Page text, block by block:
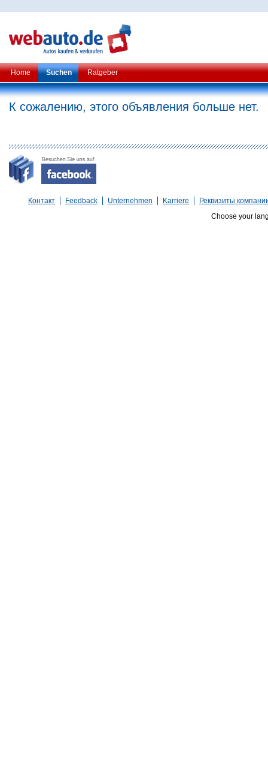
Home Suchen Ratgeber
К сожалению, этого объявления больше нет.
Контакт Feedback Unternehmen Karriere
Реквизиты
Choose your